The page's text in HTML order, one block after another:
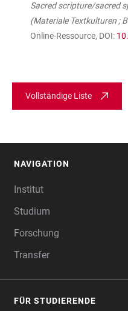
Sacred scripture/sacred
(Materiale Textkulturen ;
Online-Ressource, DOI:
Vollständige Liste
NAVIGATION
Institut
Studium
Forschung
Transfer
FÜR STUDIERENDE